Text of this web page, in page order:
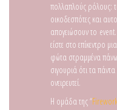
πολλαπλούς ρόλους:
οικοδεσπότες και
απογειώσουν το
είστε στο επίκεντρο
φώτα στραμμένα
σιγουριά ότι τα
ονειρευτεί.
Η ομάδα της “